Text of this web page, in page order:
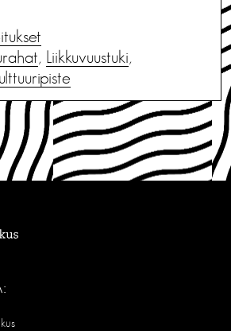
, Liikkuvuustuki,